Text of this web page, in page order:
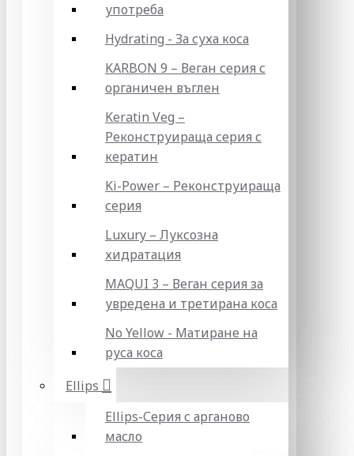
употреба
Hydrating - За суха коса
KARBON 9 – Веган серия с
органичен въглен
Keratin Veg –
Реконструираща серия с
кератин
Ki-Power – Реконструираща
серия
Luxury – Луксозна
хидратация
MAQUI 3 – Веган серия за
увредена и третирана коса
No Yellow - Матиране на
руса коса
Ellips
Ellips-Серия с арганово
масло